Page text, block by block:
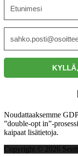
Noudattaaksemme
”double-opt in”-
kaipaat lisätietoja.
Copyright © 2026